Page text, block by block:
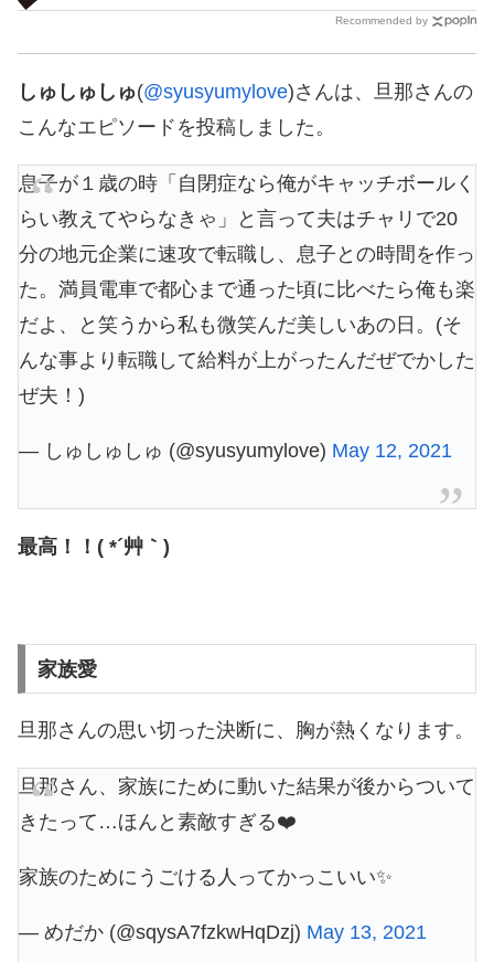
Recommended by
しゅしゅしゅ(@syusyumylove)さんは、旦那さんの
こんなエピソードを投稿しました。
息子が１歳の時「自閉症なら俺がキャッチボールく
らい教えてやらなきゃ」と言って夫はチャリで20
分の地元企業に速攻で転職し、息子との時間を作っ
た。満員電車で都心まで通った頃に比べたら俺も楽
だよ、と笑うから私も微笑んだ美しいあの日。(そ
んな事より転職して給料が上がったんだぜでかした
ぜ夫！)
— しゅしゅしゅ (@syusyumylove) May 12, 2021
最高！！( *´艸｀)
家族愛
旦那さんの思い切った決断に、胸が熱くなります。
旦那さん、家族にために動いた結果が後からついて
きたって…ほんと素敵すぎる❤️
家族のためにうごける人ってかっこいい✨
— めだか (@sqysA7fzkwHqDzj) May 13, 2021